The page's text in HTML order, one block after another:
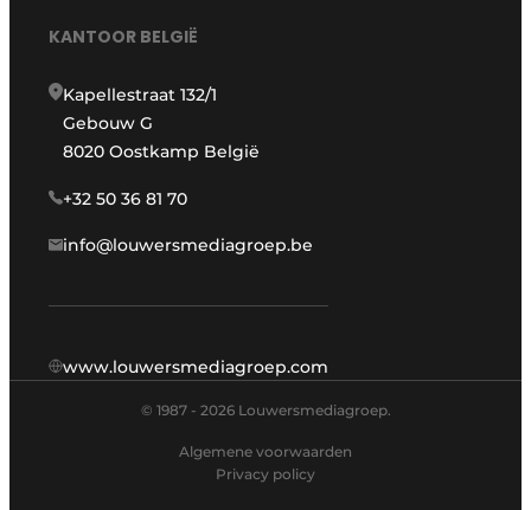
KANTOOR BELGIË
Kapellestraat 132/1
Gebouw G
8020 Oostkamp België
+32 50 36 81 70
info@louwersmediagroep.be
www.louwersmediagroep.com
© 1987 - 2026 Louwersmediagroep.
Algemene voorwaarden
Privacy policy